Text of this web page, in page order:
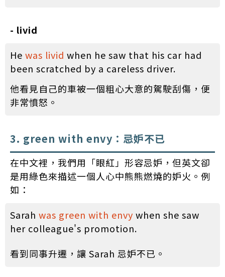
- livid
He was livid when he saw that his car had
been scratched by a careless driver.
他看見自己的車被一個粗心大意的駕駛刮傷，便
非常憤怒。
3. green with envy：忌妒不已
在中文裡，我們用「眼紅」形容忌妒，但英文卻
是用綠色來描述一個人心中熊熊燃燒的妒火。例
如：
Sarah was green with envy when she saw
her colleague's promotion.
看到同事升遷，讓 Sarah 忌妒不已。